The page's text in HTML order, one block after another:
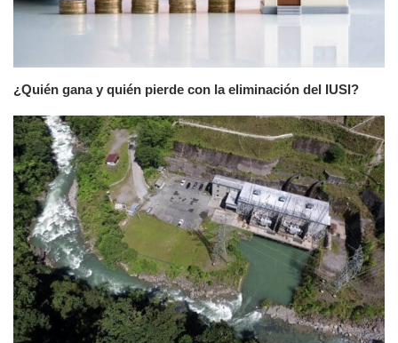
¿Quién gana y quién pierde con la eliminación del IUSI?